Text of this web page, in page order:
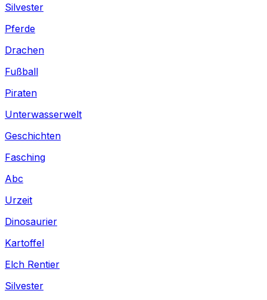
Silvester
Pferde
Drachen
Fußball
Piraten
Unterwasserwelt
Geschichten
Fasching
Abc
Urzeit
Dinosaurier
Kartoffel
Elch Rentier
Silvester